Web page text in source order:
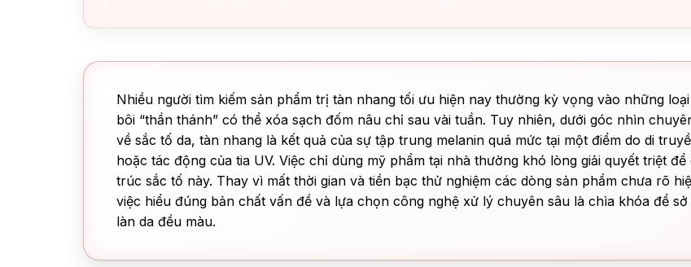
Nhiều người tìm kiếm sản phẩm trị tàn nhang tối ưu hiện nay thường kỳ vọng vào những
bôi “thần thánh” có thể xóa sạch đốm nâu chỉ sau vài tuần. Tuy nhiên, dưới góc nhìn
về sắc tố da, tàn nhang là kết quả của sự tập trung melanin quá mức tại một điểm do di
hoặc tác động của tia UV. Việc chỉ dùng mỹ phẩm tại nhà thường khó lòng giải quyết triệt để
trúc sắc tố này. Thay vì mất thời gian và tiền bạc thử nghiệm các dòng sản phẩm chưa rõ
việc hiểu đúng bản chất vấn đề và lựa chọn công nghệ xử lý chuyên sâu là chìa khóa để
làn da đều màu.